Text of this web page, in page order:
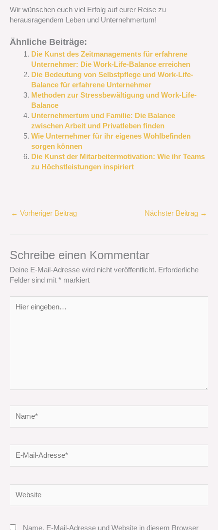
Wir wünschen euch viel Erfolg auf eurer Reise zu
herausragendem Leben und Unternehmertum!
Ähnliche Beiträge:
Die Kunst des Zeitmanagements für erfahrene
Unternehmer: Die Work-Life-Balance erreichen
Die Bedeutung von Selbstpflege und Work-Life-
Balance für erfahrene Unternehmer
Methoden zur Stressbewältigung und Work-Life-
Balance
Unternehmertum und Familie: Die Balance
zwischen Arbeit und Privatleben finden
Wie Unternehmer für ihr eigenes Wohlbefinden
sorgen können
Die Kunst der Mitarbeitermotivation: Wie ihr Teams
zu Höchstleistungen inspiriert
← Vorheriger Beitrag Nächster Beitrag →
Schreibe einen Kommentar
Deine E-Mail-Adresse wird nicht veröffentlicht. Erforderliche
Felder sind mit * markiert
eingeben…
Mail-
Name, E-Mail-Adresse und Website in diesem Browser